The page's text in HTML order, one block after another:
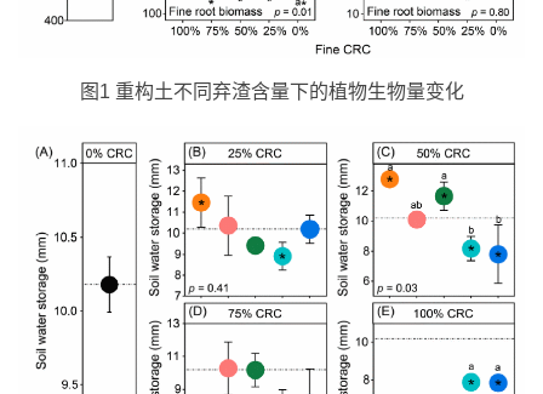
图1 重构土不同弃渣含量下的植物生物量变化